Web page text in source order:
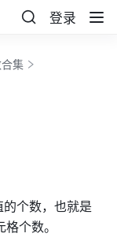
登录
集
个数，也就是
个数。